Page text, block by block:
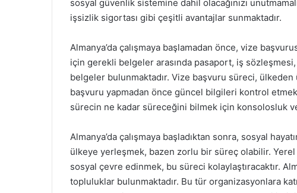
sosyal güvenlik sistemine dahil olacağınızı
işsizlik sigortası gibi çeşitli avantajlar sunmaktadır.
Almanya’da çalışmaya başlamadan önce, vize
için gerekli belgeler arasında pasaport, iş
belgeler bulunmaktadır. Vize başvuru süreci,
başvuru yapmadan önce güncel bilgileri kontrol
sürecin ne kadar süreceğini bilmek için konsolosluk
Almanya’da çalışmaya başladıktan sonra, sosyal
ülkeye yerleşmek, bazen zorlu bir süreç olabilir.
sosyal çevre edinmek, bu süreci kolaylaştıracaktır.
topluluklar bulunmaktadır. Bu tür organizasyonlara